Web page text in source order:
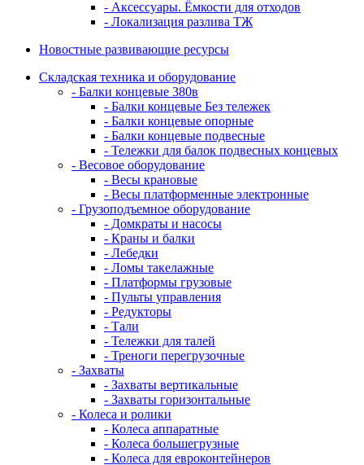
- Аксессуары. Ёмкости для отходов
- Локализация разлива ТЖ
Новостные развивающие ресурсы
Складская техника и оборудование
- Балки концевые 380в
- Балки концевые Без тележек
- Балки концевые опорные
- Балки концевые подвесные
- Тележки для балок подвесных концевых
- Весовое оборудование
- Весы крановые
- Весы платформенные электронные
- Грузоподъемное оборудование
- Домкраты и насосы
- Краны и балки
- Лебедки
- Ломы такелажные
- Платформы грузовые
- Пульты управления
- Редукторы
- Тали
- Тележки для талей
- Треноги перегрузочные
- Захваты
- Захваты вертикальные
- Захваты горизонтальные
- Колеса и ролики
- Колеса аппаратные
- Колеса большегрузные
- Колеса для евроконтейнеров